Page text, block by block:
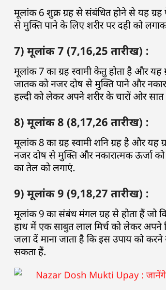
मूलांक 6 शुक्र ग्रह से संबंधित होने से यह
से मुक्ति पाने के लिए शरीर पर दही को
7) मूलांक 7 (7,16,25 तारीख) :
मूलांक 7 का ग्रह स्वामी केतु होता है और
जातक को नजर दोष से मुक्ति पाने और
हल्दी को लेकर अपने शरीर के चारों ओर
8) मूलांक 8 (8,17,26 तारीख) :
मूलांक 8 का ग्रह स्वामी शनि ग्रह है और
नजर दोष से मुक्ति और नकारात्मक ऊर्जा
का तेल को लगाएं.
9) मूलांक 9 (9,18,27 तारीख) :
मूलांक 9 का संबंध मंगल ग्रह से होता हैं जो
हाथ में एक साबुत लाल मिर्च को लेकर अपने
जला दें माना जाता है कि इस उपाय को
सकता हैं.